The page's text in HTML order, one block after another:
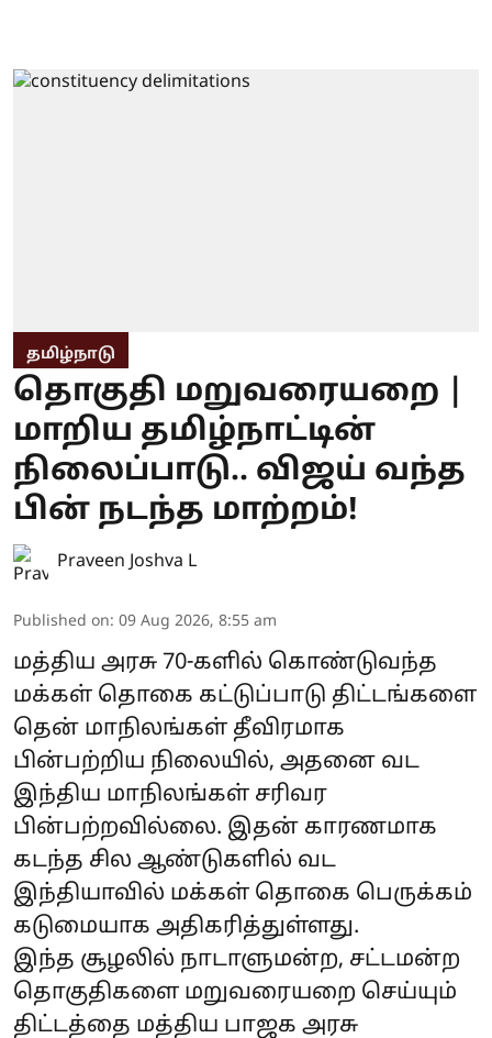
தமிழ்நாடு
தொகுதி மறுவரையறை |
மாறிய தமிழ்நாட்டின்
நிலைப்பாடு.. விஜய் வந்த
பின் நடந்த மாற்றம்!
Praveen Joshva L
Published on: 09 Aug 2026, 8:55 am
மத்திய அரசு 70-களில் கொண்டுவந்த
மக்கள் தொகை கட்டுப்பாடு திட்டங்களை
தென் மாநிலங்கள் தீவிரமாக
பின்பற்றிய நிலையில், அதனை வட
இந்திய மாநிலங்கள் சரிவர
பின்பற்றவில்லை. இதன் காரணமாக
கடந்த சில ஆண்டுகளில் வட
இந்தியாவில் மக்கள் தொகை பெருக்கம்
கடுமையாக அதிகரித்துள்ளது.
இந்த சூழலில் நாடாளுமன்ற, சட்டமன்ற
தொகுதிகளை மறுவரையறை செய்யும்
திட்டத்தை மத்திய பாஜக அரசு